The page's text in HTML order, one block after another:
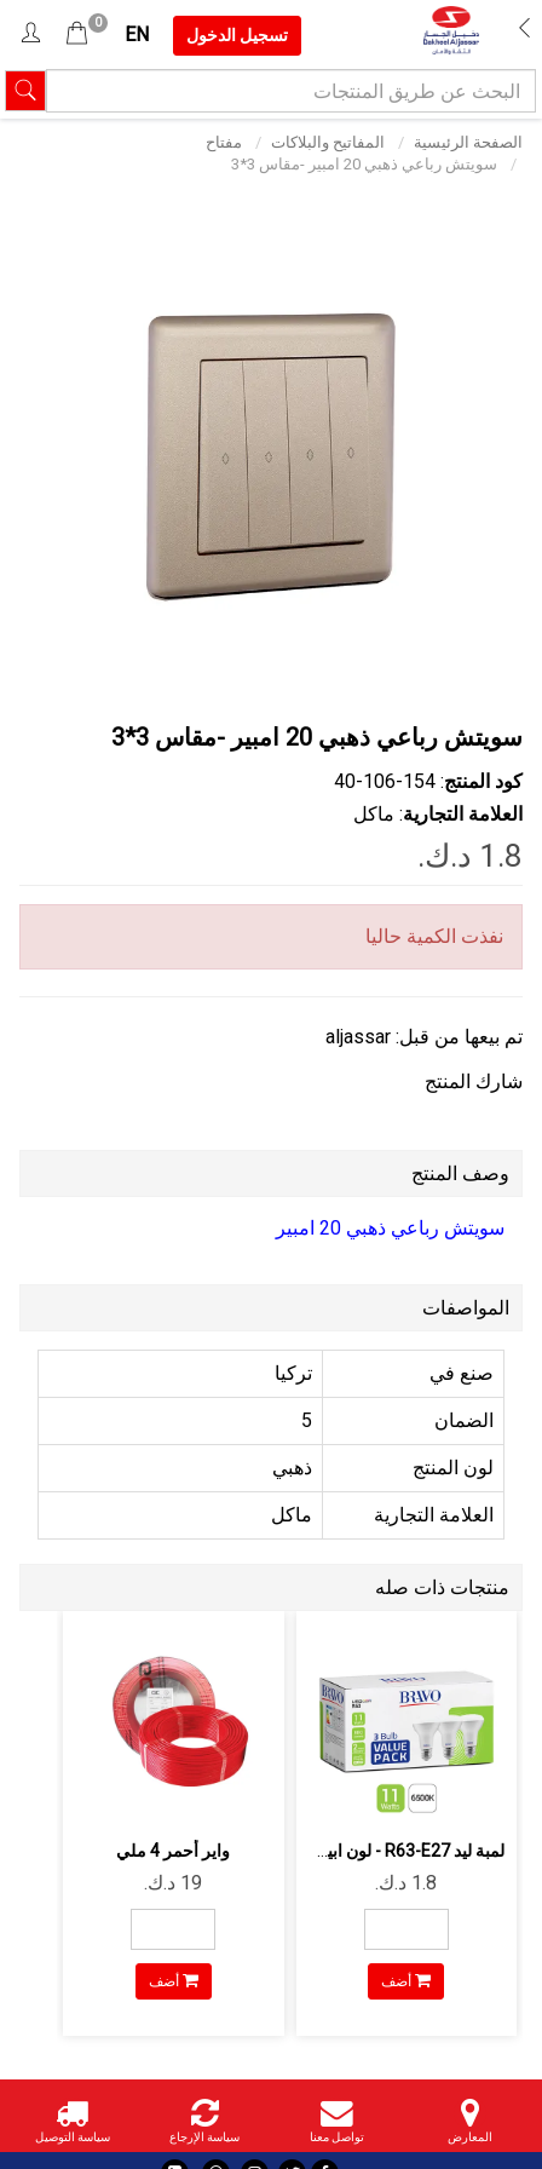
تسجيل الدخول EN
0
الصفحة الرئيسية المفاتيح والبلاكات
مفتاح
سويتش رباعي ذهبي 20 امبير -مقاس 3*3
سويتش رباعي ذهبي 20 امبير -مقاس 3*3
كود المنتج: ‎40-106-154
العلامة التجارية: ماكل
نفذت الكمية حاليا
تم بيعها من قبل: aljassar
شارك المنتج
وصف المنتج
سويتش رباعي ذهبي 20 امبير
المواصفات
صنع في تركيا
الضمان 5
لون المنتج ذهبي
العلامة التجارية ماكل
منتجات ذات صله
لمبة ليد R63-E27 - لون ابيض - 11وات -...
أضف
واير أحمر 4 ملي
أضف
المعارض تواصل معنا سياسة الإرجاع سياسة التوصيل